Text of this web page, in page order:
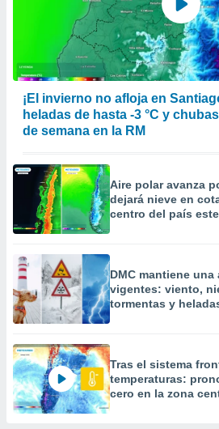
¡El invierno no afloja en
heladas de hasta -3 °C y
de semana en la RM
Aire polar avanza
dejará nieve en
centro del país
DMC mantiene
vigentes: viento,
tormentas y
Tras el sistema
temperaturas:
cero en la zona